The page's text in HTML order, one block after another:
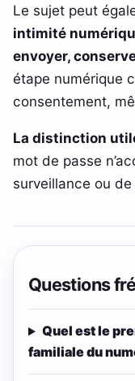
Le sujet peut
intimité
envoyer,
étape numérique
consentement,
La distinction
mot de passe
surveillance ou
Questions
Quel est le
familiale du